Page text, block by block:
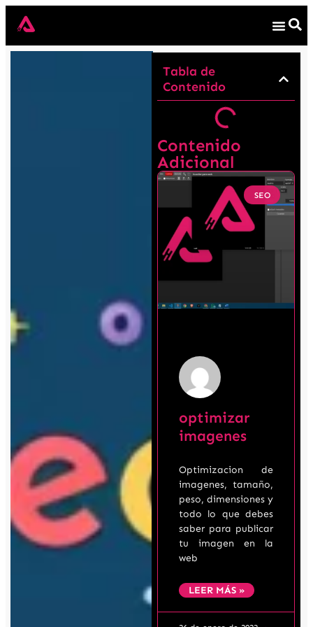
Tabla de
Contenido
Contenido
Adicional
SEO
optimizar
imagenes
Optimizacion de
imagenes, tamaño,
peso, dimensiones y
todo lo que debes
saber para publicar
tu imagen en la
web
LEER MÁS »